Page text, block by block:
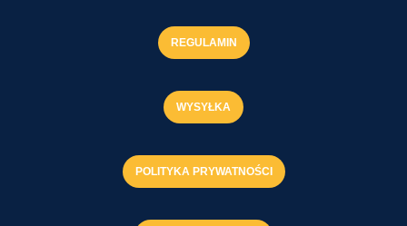
REGULAMIN
WYSYŁKA
POLITYKA PRYWATNOŚCI